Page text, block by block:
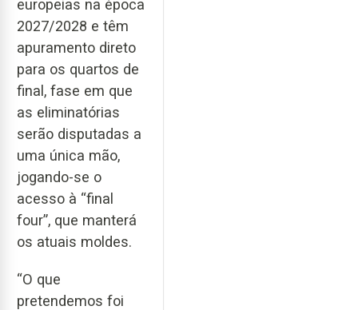
europeias na época
2027/2028 e têm
apuramento direto
para os quartos de
final, fase em que
as eliminatórias
serão disputadas a
uma única mão,
jogando-se o
acesso à “final
four”, que manterá
os atuais moldes.
“O que
pretendemos foi